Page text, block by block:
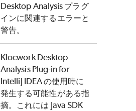
Desktop Analysis プラグ
インに関連するエラーと
警告。
Klocwork Desktop
Analysis Plug-in for
IntelliJ IDEA の使用時に
発生する可能性がある指
摘。これには Java SDK